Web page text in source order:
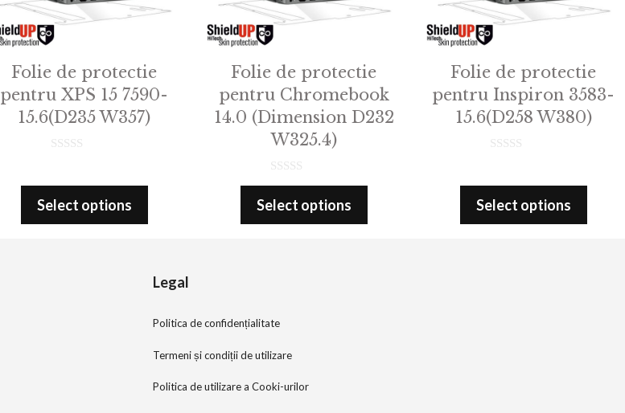
Folie de protectie
pentru XPS 15 7590-
15.6(D235 W357)
u
t
o
f
Select options
Folie de protectie
pentru Chromebook
14.0 (Dimension D232
W325.4)
0
u
Select options
Folie de protectie
pentru Inspiron 3583-
15.6(D258 W380)
u
o
f
Select options
Legal
Politica de confidențialitate
Termeni și condiții de utilizare
Politica de utilizare a Cooki-urilor